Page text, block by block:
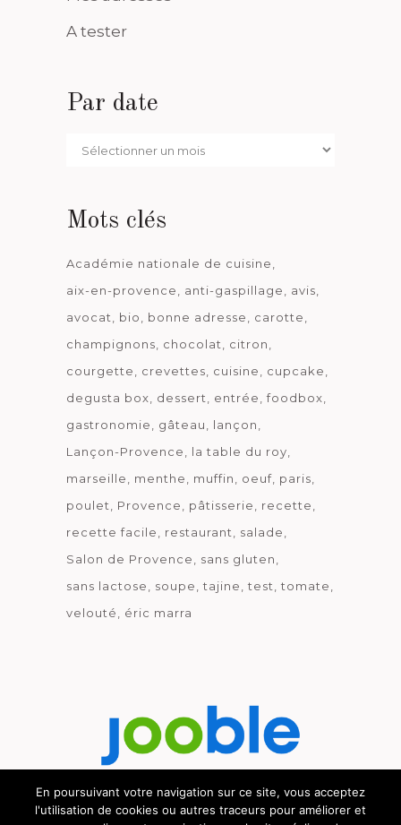
A tester
Par date
Par
Mots clés
Académie nationale de cuisine
aix-en-provence
anti-gaspillage
avis
avocat
bio bonne adresse
carotte
champignons
chocolat
citron
courgette
crevettes cuisine
cupcake
degusta box
dessert entrée
foodbox
gastronomie
gâteau
lançon
Lançon-Provence
la table du roy
marseille
menthe muffin oeuf paris
poulet
Provence pâtisserie
recette
recette facile
restaurant
salade
Salon de Provence
sans gluten
sans lactose
soupe tajine test tomate
velouté
éric marra
Découvrez le métier de la cuisine.
En poursuivant votre navigation sur ce site, vous acceptez
l'utilisation de cookies ou autres traceurs pour améliorer et